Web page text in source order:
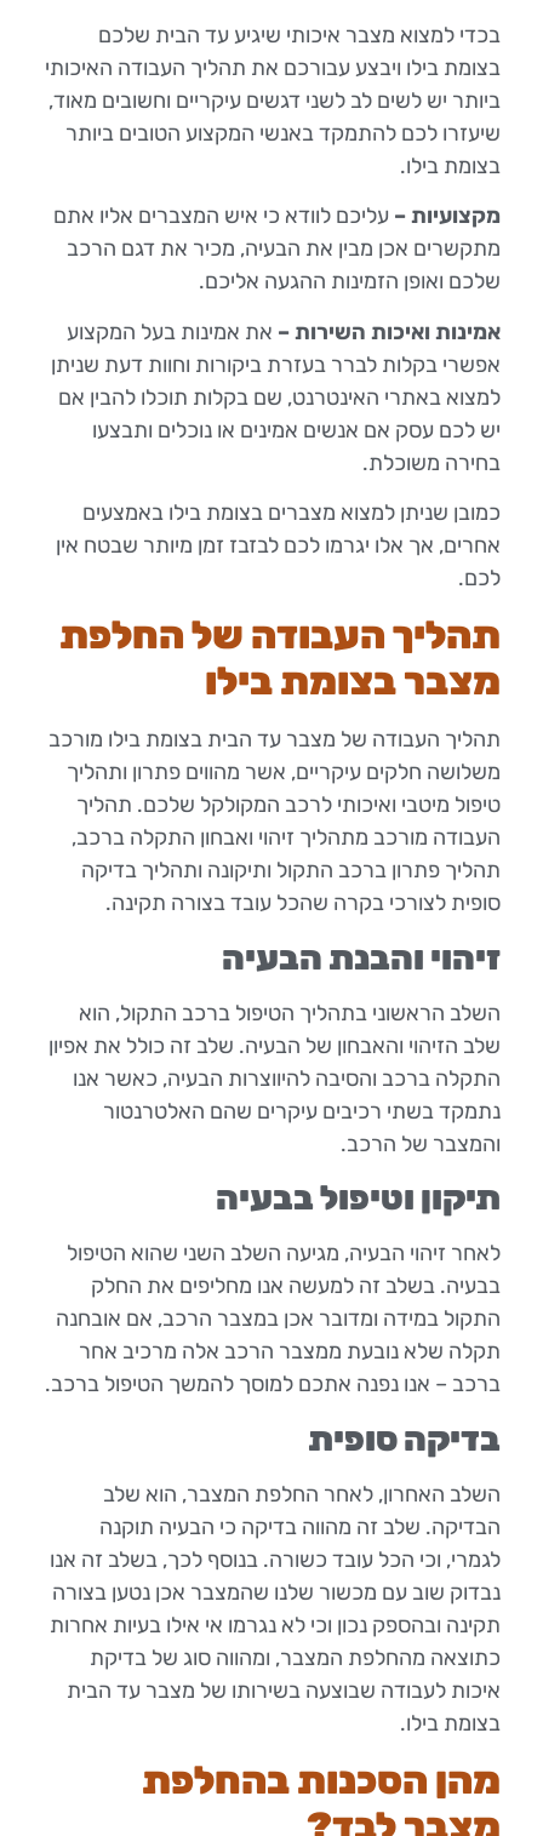
בכדי למצוא מצבר איכותי שיגיע עד הבית שלכם
בצומת בילו ויבצע עבורכם את תהליך העבודה האיכותי
ביותר יש לשים לב לשני דגשים עיקריים וחשובים מאוד,
שיעזרו לכם להתמקד באנשי המקצוע הטובים ביותר
בצומת בילו.
מקצועיות – עליכם לוודא כי איש המצברים אליו אתם
מתקשרים אכן מבין את הבעיה, מכיר את דגם הרכב
שלכם ואופן הזמינות ההגעה אליכם.
אמינות ואיכות השירות – את אמינות בעל המקצוע
אפשרי בקלות לברר בעזרת ביקורות וחוות דעת שניתן
למצוא באתרי האינטרנט, שם בקלות תוכלו להבין אם
יש לכם עסק אם אנשים אמינים או נוכלים ותבצעו
בחירה משוכלת.
כמובן שניתן למצוא מצברים בצומת בילו באמצעים
אחרים, אך אלו יגרמו לכם לבזבז זמן מיותר שבטח אין
לכם.
תהליך העבודה של החלפת
מצבר בצומת בילו
תהליך העבודה של מצבר עד הבית בצומת בילו מורכב
משלושה חלקים עיקריים, אשר מהווים פתרון ותהליך
טיפול מיטבי ואיכותי לרכב המקולקל שלכם. תהליך
העבודה מורכב מתהליך זיהוי ואבחון התקלה ברכב,
תהליך פתרון ברכב התקול ותיקונה ותהליך בדיקה
סופית לצורכי בקרה שהכל עובד בצורה תקינה.
זיהוי והבנת הבעיה
השלב הראשוני בתהליך הטיפול ברכב התקול, הוא
שלב הזיהוי והאבחון של הבעיה. שלב זה כולל את אפיון
התקלה ברכב והסיבה להיווצרות הבעיה, כאשר אנו
נתמקד בשתי רכיבים עיקרים שהם האלטרנטור
והמצבר של הרכב.
תיקון וטיפול בבעיה
לאחר זיהוי הבעיה, מגיעה השלב השני שהוא הטיפול
בבעיה. בשלב זה למעשה אנו מחליפים את החלק
התקול במידה ומדובר אכן במצבר הרכב, אם אובחנה
תקלה שלא נובעת ממצבר הרכב אלה מרכיב אחר
ברכב – אנו נפנה אתכם למוסך להמשך הטיפול ברכב.
בדיקה סופית
השלב האחרון, לאחר החלפת המצבר, הוא שלב
הבדיקה. שלב זה מהווה בדיקה כי הבעיה תוקנה
לגמרי, וכי הכל עובד כשורה. בנוסף לכך, בשלב זה אנו
נבדוק שוב עם מכשור שלנו שהמצבר אכן נטען בצורה
תקינה ובהספק נכון וכי לא נגרמו אי אילו בעיות אחרות
כתוצאה מהחלפת המצבר, ומהווה סוג של בדיקת
איכות לעבודה שבוצעה בשירותו של מצבר עד הבית
בצומת בילו.
מהן הסכנות בהחלפת
מצבר לבד?